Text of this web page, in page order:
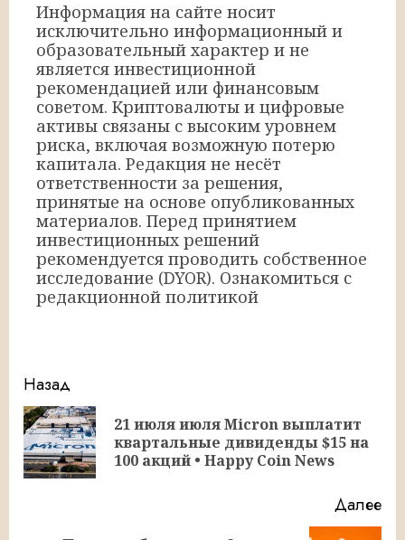
Информация на сайте носит
исключительно информационный и
образовательный характер и не
является инвестиционной
рекомендацией или финансовым
советом. Криптовалюты и цифровые
активы связаны с высоким уровнем
риска, включая возможную потерю
капитала. Редакция не несёт
ответственности за решения,
принятые на основе опубликованных
материалов. Перед принятием
инвестиционных решений
рекомендуется проводить собственное
исследование (DYOR). Ознакомиться с
редакционной политикой
Продолжить
чтение
Назад
21 июля июля Micron выплатит
квартальные дивиденды $15 на
100 акций • Happy Coin News
Далее